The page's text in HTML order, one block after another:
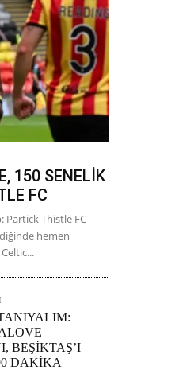
150 SENELİK
FC
Partick Thistle FC
hemen
BEŞİKTAŞ’I
DAKİKA